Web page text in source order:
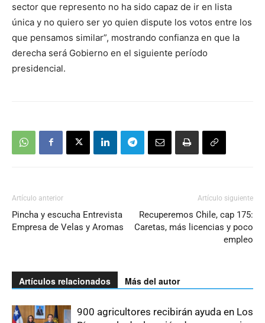
sector que represento no ha sido capaz de ir en lista
única y no quiero ser yo quien dispute los votos entre los
que pensamos similar”, mostrando confianza en que la
derecha será Gobierno en el siguiente período
presidencial.
Artículo anterior
Pincha y escucha Entrevista
Empresa de Velas y Aromas
Artículo siguiente
Recuperemos Chile, cap 175:
Caretas, más licencias y poco
empleo
Artículos relacionados Más del autor
900 agricultores recibirán ayuda en Los